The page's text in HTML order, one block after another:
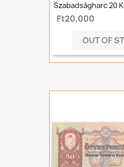
Szabadságharc 20
Ft20,000
OUT OF